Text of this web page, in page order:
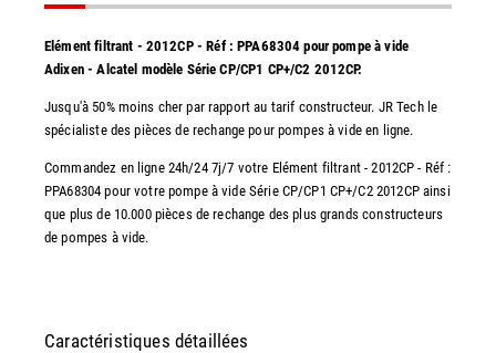
Elément filtrant - 2012CP - Réf : PPA68304 pour pompe à vide
Adixen - Alcatel modèle Série CP/CP1 CP+/C2 2012CP.
Jusqu'à 50% moins cher par rapport au tarif constructeur. JR Tech le
spécialiste des pièces de rechange pour pompes à vide en ligne.
Commandez en ligne 24h/24 7j/7 votre Elément filtrant - 2012CP - Réf :
PPA68304 pour votre pompe à vide Série CP/CP1 CP+/C2 2012CP ainsi
que plus de 10.000 pièces de rechange des plus grands constructeurs
de pompes à vide.
Caractéristiques détaillées